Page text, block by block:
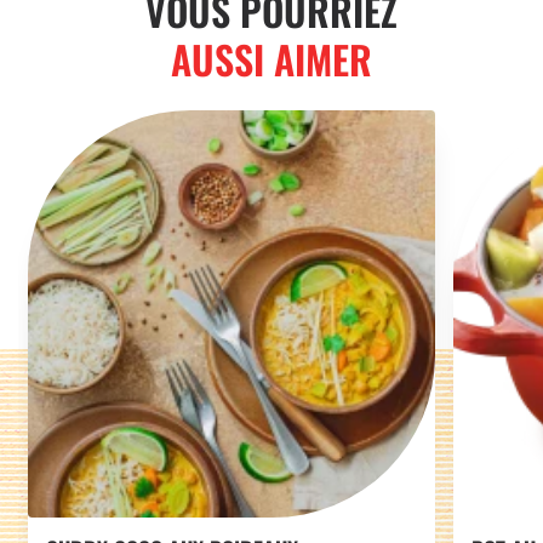
AUSSI AIMER